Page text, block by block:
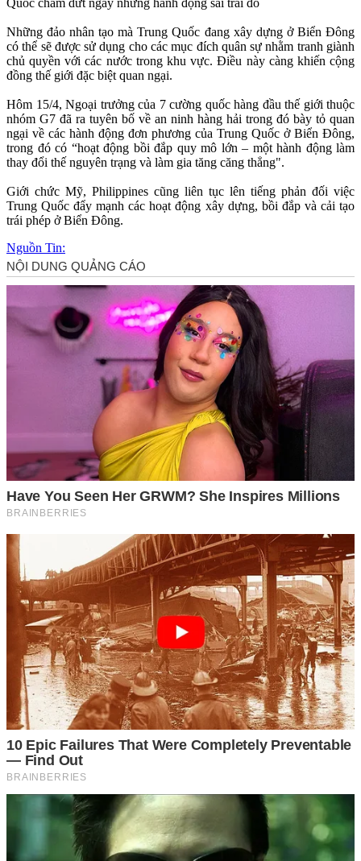
Những đảo nhân tạo mà Trung Quốc đang xây dựng ở Biển Đông
có thể sẽ được sử dụng cho các mục đích quân sự nhằm tranh giành
chủ quyền với các nước trong khu vực. Điều này càng khiến cộng
đồng thế giới đặc biệt quan ngại.
Hôm 15/4, Ngoại trưởng của 7 cường quốc hàng đầu thế giới thuộc
nhóm G7 đã ra tuyên bố về an ninh hàng hải trong đó bày tỏ quan
ngại về các hành động đơn phương của Trung Quốc ở Biển Đông,
trong đó có “hoạt động bồi đắp quy mô lớn – một hành động làm
thay đổi thế nguyên trạng và làm gia tăng căng thẳng".
Giới chức Mỹ, Philippines cũng liên tục lên tiếng phản đối việc
Trung Quốc đẩy mạnh các hoạt động xây dựng, bồi đắp và cải tạo
trái phép ở Biển Đông.
Nguồn Tin: